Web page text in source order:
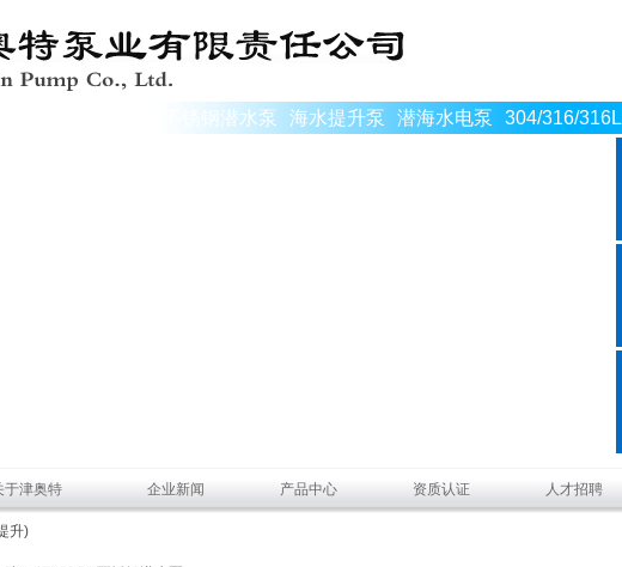
不锈钢潜水泵 海水提升泵 潜海水电泵 304/316/316L
于津奥特 企业新闻 产品中心 资质认证 人才招聘
升)